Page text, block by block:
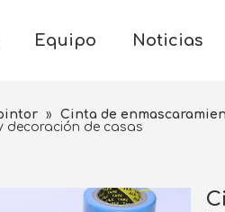
Equipo Noticias
» Cinta de
decoración de casas